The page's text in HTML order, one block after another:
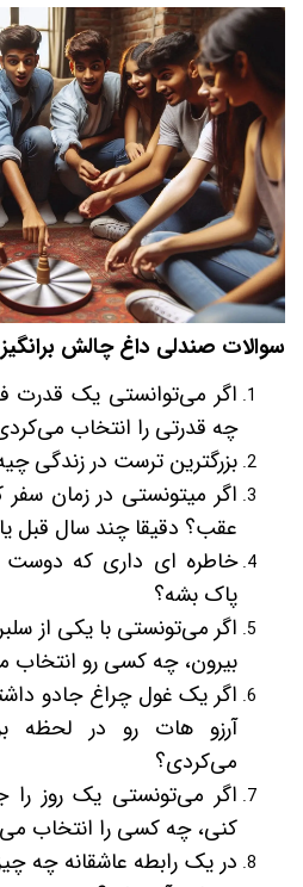
سوالات صندلی داغ چالش برانگیز
اگر می‌توانستی یک قدرت
چه قدرتی را انتخاب
بزرگترین ترست در زندگی
اگر میتونستی در زمان سفر
عقب؟ دقیقا چند سال قبل
خاطره ای داری که دوست
پاک بشه؟
اگر می‌تونستی با یکی از
بیرون، چه کسی رو انتخاب
اگر یک غول چراغ جادو
آرزو هات رو در لحظه
می‌کردی؟
اگر می‌تونستی یک روز
کنی، چه کسی را انتخاب
در یک رابطه عاشقانه چه